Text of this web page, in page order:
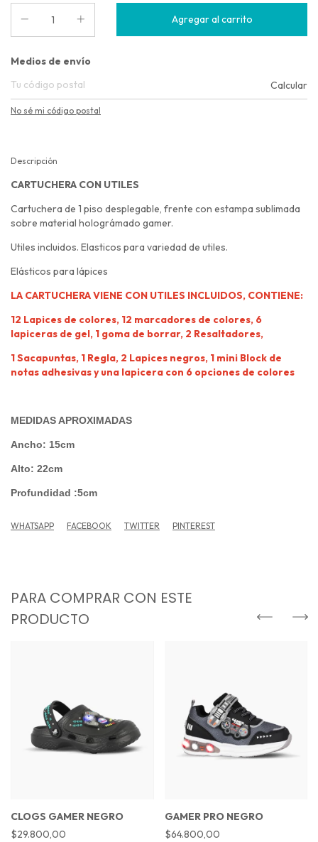
Entregas para el CP:
Medios de envío
Calcular
No sé mi código postal
Descripción
CARTUCHERA CON UTILES
Cartuchera de 1 piso desplegable, frente con estampa sublimada
sobre material holográmado gamer.
Utiles incluidos. Elasticos para variedad de utiles.
Elásticos para lápices
LA CARTUCHERA VIENE CON UTILES INCLUIDOS, CONTIENE:
12 Lapices de colores, 12 marcadores de colores, 6
lapiceras de gel, 1 goma de borrar, 2 Resaltadores,
1 Sacapuntas, 1 Regla, 2 Lapices negros, 1 mini Block de
notas adhesivas y una lapicera con 6 opciones de colores
MEDIDAS APROXIMADAS
Ancho: 15cm
Alto: 22cm
Profundidad :5cm
WHATSAPP FACEBOOK TWITTER PINTEREST
PARA COMPRAR CON ESTE
PRODUCTO
CLOGS GAMER NEGRO
$29.800,00
GAMER PRO NEGRO
$64.800,00